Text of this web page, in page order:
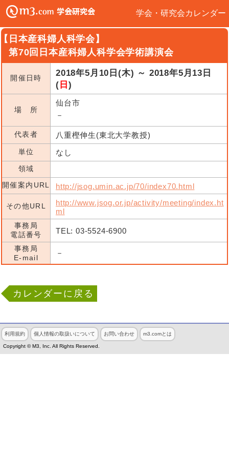
学会・研究会カレンダー
日本産科婦人科学会】
第70回日本産科婦人科学会学術講演会
開催日時
2018年5月10日(木) ～ 2018年5月13日
( 日 )
場 所
仙台市
－
代表者 八重樫伸生(東北大学教授)
単位 なし
領域
開催案内URL
http://jsog.umin.ac.jp/70/index70.html
その他URL
http://www.jsog.or.jp/activity/meeting/index.ht
ml
事務局
電話番号
TEL: 03-5524-6900
事務局
E-mail
－
カレンダーに戻る
利用規約 個人情報の取扱いについて お問い合わせ m3.comとは
Copyright © M3, Inc. All Rights Reserved.